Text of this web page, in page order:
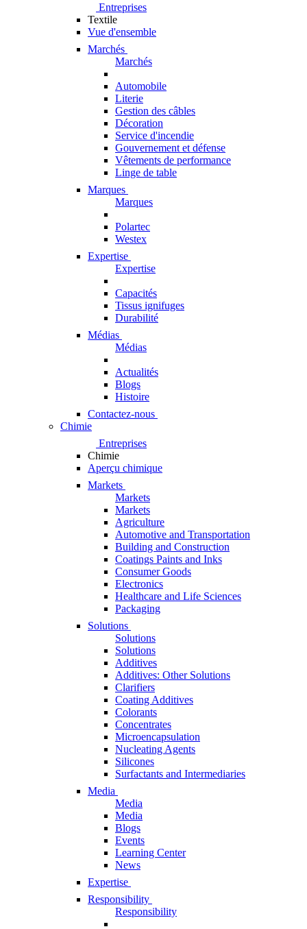
Entreprises
Textile
Vue d'ensemble
Marchés
Marchés
Automobile
Literie
Gestion des câbles
Décoration
Service d'incendie
Gouvernement et défense
Vêtements de performance
Linge de table
Marques
Marques
Polartec
Westex
Expertise
Expertise
Capacités
Tissus ignifuges
Durabilité
Médias
Médias
Actualités
Blogs
Histoire
Contactez-nous
Chimie
Entreprises
Chimie
Aperçu chimique
Markets
Markets
Markets
Agriculture
Automotive and Transportation
Building and Construction
Coatings Paints and Inks
Consumer Goods
Electronics
Healthcare and Life Sciences
Packaging
Solutions
Solutions
Solutions
Additives
Additives: Other Solutions
Clarifiers
Coating Additives
Colorants
Concentrates
Microencapsulation
Nucleating Agents
Silicones
Surfactants and Intermediaries
Media
Media
Media
Blogs
Events
Learning Center
News
Expertise
Responsibility
Responsibility